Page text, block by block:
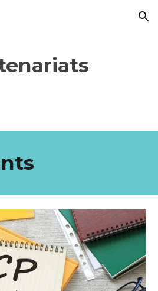
Skip to navigation